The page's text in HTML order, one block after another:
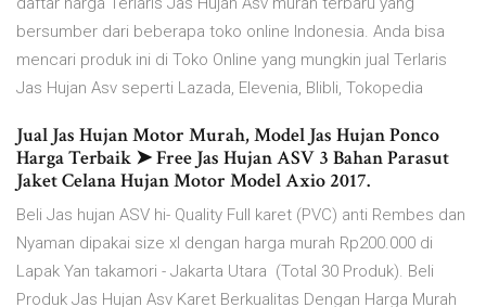
bersumber dari beberapa toko online Indonesia. Anda bisa
mencari produk ini di Toko Online yang mungkin jual Terlaris
Jas Hujan Asv seperti Lazada, Elevenia, Blibli, Tokopedia
Jual Jas Hujan Motor Murah, Model Jas Hujan Ponco
Harga Terbaik ➤ Free Jas Hujan ASV 3 Bahan Parasut
Jaket Celana Hujan Motor Model Axio 2017.
Beli Jas hujan ASV hi- Quality Full karet (PVC) anti Rembes dan
Nyaman dipakai size xl dengan harga murah Rp200.000 di
Lapak Yan takamori - Jakarta Utara (Total 30 Produk). Beli
Produk Jas Hujan Asv Karet Berkualitas Dengan Harga Murah